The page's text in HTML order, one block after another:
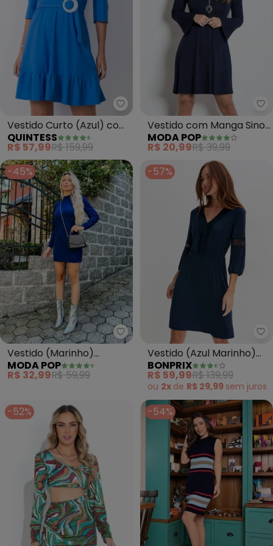
Quintess - Vestido Curto
Vestido Curto (Azul) com
Cinto e Mangas Bufantes
QUINTESS
R$ 57,99R$ 159,99
Vestido com Manga Sino
(Marinho)
MODA POP
R$ 20,99R$ 39,99
-45%
Moda Pop - Vestido (Marinho)
Vestido (Marinho)
Tubinho com Mangas
Longas
MODA POP
R$ 32,99R$ 59,99
-57%
Vestido (Azul Marinho)
em Malha de Viscose
BONPRIX
R$ 59,99R$ 139,99
ou 2x de R$ 29,99 sem juros
-52% -54%